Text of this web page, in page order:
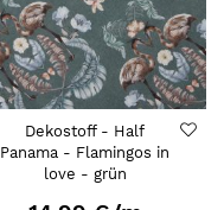
Dekostoff - Half
Panama - Flamingos in
love - grün